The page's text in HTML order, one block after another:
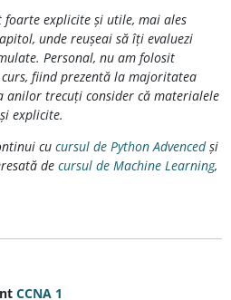
explicite și utile, mai ales
unde reușeai să îți evaluezi
Personal, nu am folosit
fiind prezentă la majoritatea
trecuți consider că materialele
explicite.
cu cursul de Python Advencedși
de cursul de Machine Learning,
CCNA 1